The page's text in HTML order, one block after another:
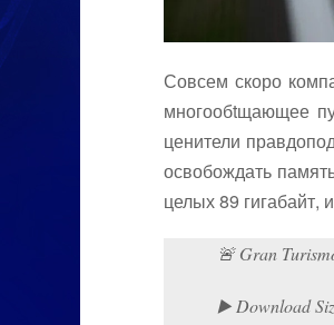
Совсем скоро
многообtщающее
ценители
освобождать
целых 89 гигабайт,
🚨 Gran
▶️ Download